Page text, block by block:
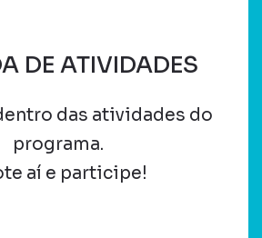
DE ATIVIDADES
das atividades do
programa.
aí e participe!